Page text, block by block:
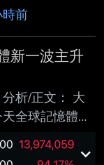
困擾的情
，甚至又回到
，我就會開始
出場，至少
我又覺得如果
是在凹單，違
請問大家遇到
能聽聽大家的
前
新一波主升
析/正文： 大
全球記憶體大
美股記憶體大
體暴力V轉 新